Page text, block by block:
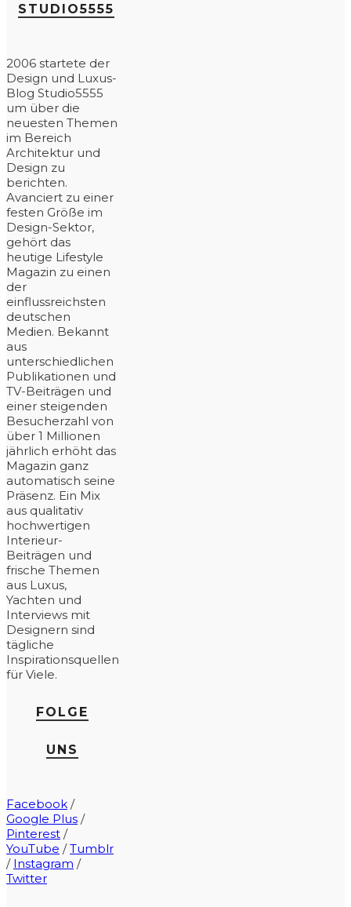
STUDIO5555
2006 startete der
Design und Luxus-
Blog Studio5555
um über die
neuesten Themen
im Bereich
Architektur und
Design zu
berichten.
Avanciert zu einer
festen Größe im
Design-Sektor,
gehört das
heutige Lifestyle
Magazin zu einen
der
einflussreichsten
deutschen
Medien. Bekannt
aus
unterschiedlichen
Publikationen und
TV-Beiträgen und
einer steigenden
Besucherzahl von
über 1 Millionen
jährlich erhöht das
Magazin ganz
automatisch seine
Präsenz. Ein Mix
aus qualitativ
hochwertigen
Interieur-
Beiträgen und
frische Themen
aus Luxus,
Yachten und
Interviews mit
Designern sind
tägliche
Inspirationsquellen
für Viele.
FOLGE
UNS
Facebook /
Google Plus /
Pinterest /
YouTube /Tumblr
/ Instagram /
Twitter